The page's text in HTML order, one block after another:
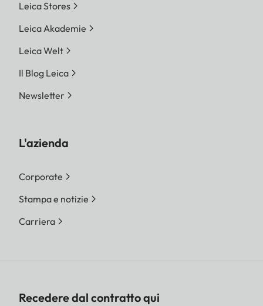
Leica Stores
Leica Akademie
Leica Welt
Il Blog Leica
Newsletter
L'azienda
Corporate
Stampa e notizie
Carriera
Recedere dal contratto qui